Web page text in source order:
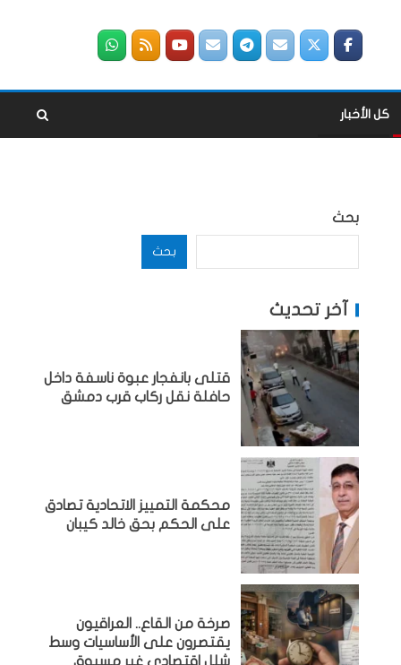
كل الأخبار
بحث
بحث
آخر تحديث
قتلى بانفجار عبوة ناسفة داخل
حافلة نقل ركاب قرب دمشق
محكمة التمييز الاتحادية تصادق
على الحكم بحق خالد كيبان
صرخة من القاع.. العراقيون
يقتصرون على الأساسيات وسط
شلل اقتصادي غير مسبوق